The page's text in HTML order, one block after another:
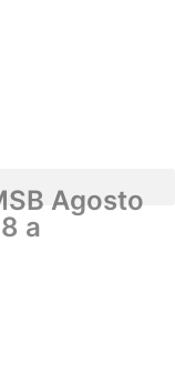
Agosto
a